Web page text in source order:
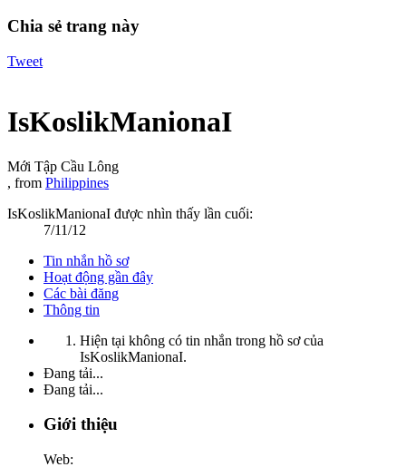
Chia sẻ trang này
Tweet
IsKoslikManionaI
Mới Tập Cầu Lông
, from Philippines
IsKoslikManionaI được nhìn thấy lần cuối:
7/11/12
Tin nhắn hồ sơ
Hoạt động gần đây
Các bài đăng
Thông tin
Hiện tại không có tin nhắn trong hồ sơ của
IsKoslikManionaI.
Đang tải...
Đang tải...
Giới thiệu
Web: